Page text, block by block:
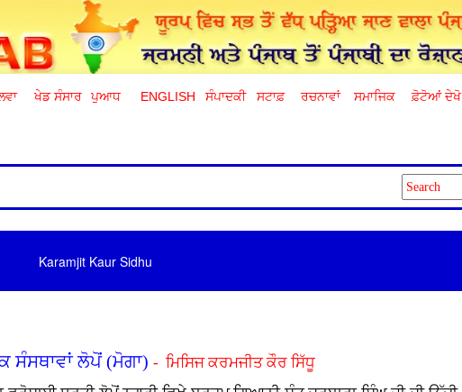
ਖੇਡ ਸੰਸਾਰ ਪੁਆਧ ENGLISH ਸੰਪਾਦਕੀ ਸਟਾਫ਼ ਰਚਨਾਵਾਂ ਸਮਾਜਿਕ ਫ਼ੋਟੋਆਂ ਦੇਖੋ
Karamjit Kaur Sidhu
ਸੰਸਥਾਵਾਂ ਲੋਪੋਂ (ਮੋਗਾ)- ਮਿਸਿਜ ਕਰਮਜੀਤ ਕੌਰ ਸਿੱਧੂ